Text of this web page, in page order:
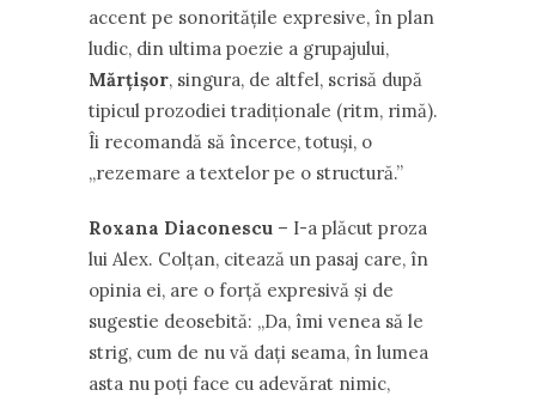
accent pe sonoritățile expresive, în plan
ludic, din ultima poezie a grupajului,
Mărțișor, singura, de altfel, scrisă după
tipicul prozodiei tradiționale (ritm, rimă).
Îi recomandă să încerce, totuși, o
,,rezemare a textelor pe o structură.”
Roxana Diaconescu – I-a plăcut proza
lui Alex. Colțan, citează un pasaj care, în
opinia ei, are o forță expresivă și de
sugestie deosebită: ,,Da, îmi venea să le
strig, cum de nu vă dați seama, în lumea
asta nu poți face cu adevărat nimic,